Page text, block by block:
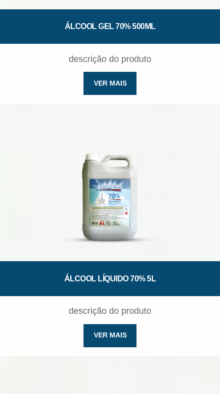
ÁLCOOL GEL 70% 500ML
descrição do produto
VER MAIS
ÁLCOOL LÍQUIDO 70% 5L
descrição do produto
VER MAIS